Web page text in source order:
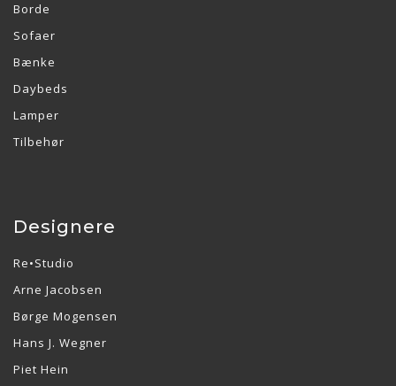
Borde
Sofaer
Bænke
Daybeds
Lamper
Tilbehør
Designere
Re•Studio
Arne Jacobsen
Børge Mogensen
Hans J. Wegner
Piet Hein